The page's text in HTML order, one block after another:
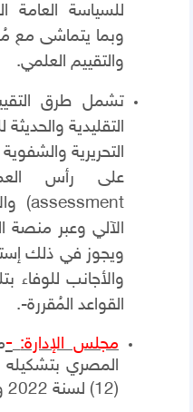
للسياسة العامة
وبما يتماشى مع
والتقييم العلمي.
تشمل طرق
التقليدية
التحريرية
على رأس
assessment
)
الآلي وعبر منصة
ويجوز في ذلك
والأجانب
القواعد المُقررة-.
مجلس الإدارة: -
المصري
(12) لسنة 2022 ولائحته التنفيذية.